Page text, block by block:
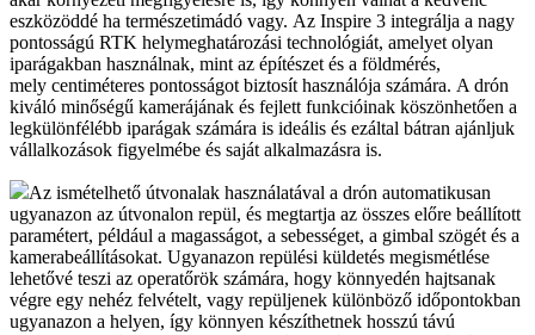
eszközöddé ha természetimádó vagy. Az Inspire 3 integrálja a nagy
pontosságú RTK helymeghatározási technológiát, amelyet olyan
iparágakban használnak, mint az építészet és a földmérés,
mely centiméteres pontosságot biztosít használója számára. A drón
kiváló minőségű kamerájának és fejlett funkcióinak köszönhetően a
legkülönfélébb iparágak számára is ideális és ezáltal bátran ajánljuk
vállalkozások figyelmébe és saját alkalmazásra is.
Az ismételhető útvonalak használatával a drón automatikusan
ugyanazon az útvonalon repül, és megtartja az összes előre beállított
paramétert, például a magasságot, a sebességet, a gimbal szögét és a
kamerabeállításokat. Ugyanazon repülési küldetés megismétlése
lehetővé teszi az operatőrök számára, hogy könnyedén hajtsanak
végre egy nehéz felvételt, vagy repüljenek különböző időpontokban
ugyanazon a helyen, így könnyen készíthetnek hosszú távú